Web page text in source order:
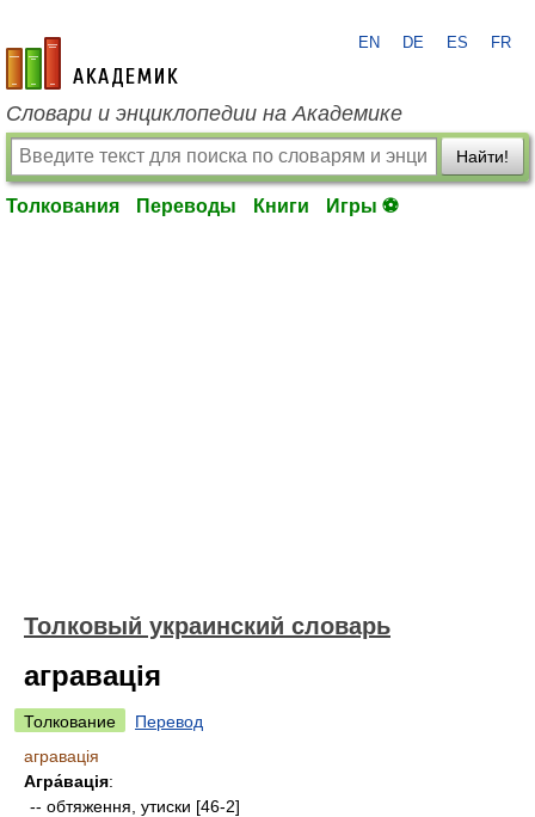
academic.ru
EN DE ES FR
Словари и энциклопедии на Академике
Найти!
Толкования Переводы Книги Игры ⚽
Толковый украинский словарь
агравація
Толкование
Перевод
агравація
Агра́вація:
-- обтяження, утиски [46-2]